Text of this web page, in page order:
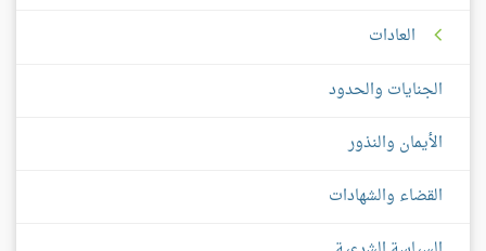
العادات
الجنايات والحدود
الأيمان والنذور
القضاء والشهادات